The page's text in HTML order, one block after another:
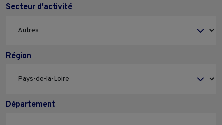
Secteur d'activité
Région
Département